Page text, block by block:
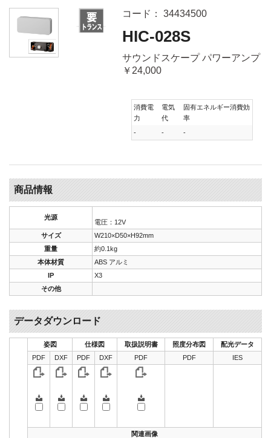
コード： 34434500
HIC-028S
サウンドスケープ パワーアンプ
￥24,000
消費電
力
電気
代
固有エネルギー消費効
率
-
- -
商品情報
光源
電圧：12V
サイズ
W210×D50×H92mm
重量
約0.1kg
本体材質
ABS アルミ
IP
X3
その他
データダウンロード
姿図 仕様図 取扱説明書 照度分布図
配光データ
PDF
DXF PDF DXF PDF PDF IES
関連画像